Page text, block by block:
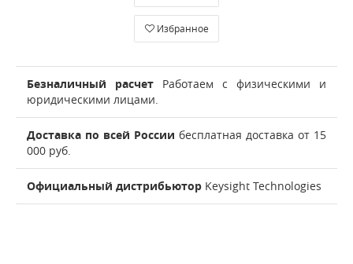
Избранное
Безналичный расчет Работаем с физическими и
юридическими лицами.
Доставка по всей России бесплатная доставка от 15
000 руб.
Официальный дистрибьютор Keysight Technologies